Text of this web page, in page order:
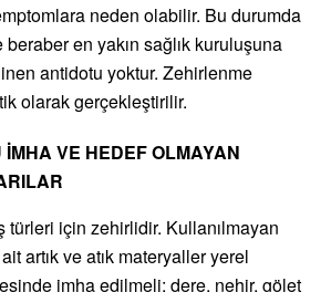
neden olabilir. Bu durumda
en yakın sağlık kuruluşuna
antidotu yoktur. Zehirlenme
olarak gerçekleştirilir.
VE HEDEF OLMAYAN
türleri için zehirlidir. Kullanılmayan
artık ve atık materyaller yerel
imha edilmeli; dere, nehir, gölet